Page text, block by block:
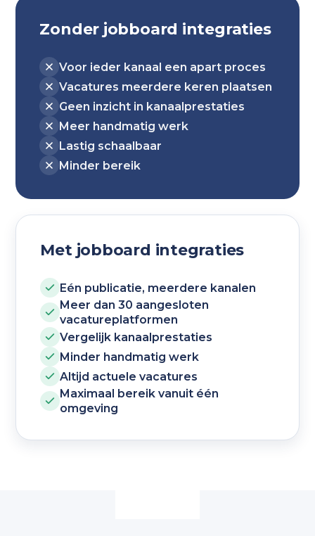
Zonder jobboard integraties
Voor ieder kanaal een apart proces
Vacatures meerdere keren plaatsen
Geen inzicht in kanaalprestaties
Meer handmatig werk
Lastig schaalbaar
Minder bereik
Met jobboard integraties
Eén publicatie, meerdere kanalen
Meer dan 30 aangesloten
vacatureplatformen
Vergelijk kanaalprestaties
Minder handmatig werk
Altijd actuele vacatures
Maximaal bereik vanuit één
omgeving